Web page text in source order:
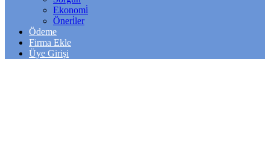
Ekonomi̇
Öneri̇ler
Ödeme
Firma Ekle
Üye Girişi